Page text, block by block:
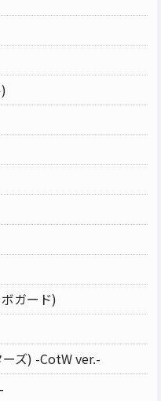
ガード)
ズ) -CotW ver.-